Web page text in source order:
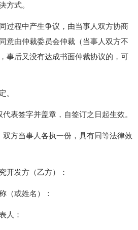
式。
程中产生争议，由当事人双方协商
意由仲裁委员会仲裁（当事人双方不
事后又没有达成书面仲裁协议的，可
。
签字并盖章，自签订之日起生效。
方当事人各执一份，具有同等法律效
发方（乙方）：
或姓名）：
人：